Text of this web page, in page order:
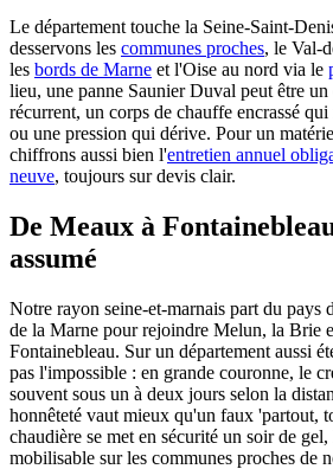
Le département touche la Seine-Saint-
desservons les communes proches, le Val-
les bords de Marne et l'Oise au nord via le
lieu, une panne Saunier Duval peut être
récurrent, un corps de chauffe encrassé
ou une pression qui dérive. Pour un
chiffrons aussi bien l'entretien annuel
neuve, toujours sur devis clair.
De Meaux à
assumé
Notre rayon seine-et-marnais part du pays
de la Marne pour rejoindre Melun, la Brie
Fontainebleau. Sur un département aussi
pas l'impossible : en grande couronne, le
souvent sous un à deux jours selon la
honnêteté vaut mieux qu'un faux 'partout,
chaudière se met en sécurité un soir de
mobilisable sur les communes proches de